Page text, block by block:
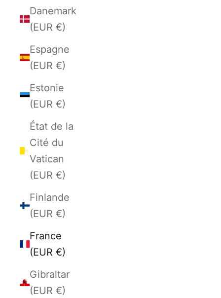
Danemark
(EUR €)
Espagne
(EUR €)
Estonie
(EUR €)
État de la
Cité du
Vatican
(EUR €)
Finlande
(EUR €)
France
(EUR €)
Gibraltar
(EUR €)